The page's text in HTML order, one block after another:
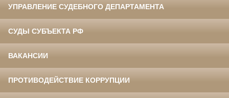
УПРАВЛЕНИЕ СУДЕБНОГО ДЕПАРТАМЕНТА
СУДЫ СУБЪЕКТА РФ
ВАКАНСИИ
ПРОТИВОДЕЙСТВИЕ КОРРУПЦИИ